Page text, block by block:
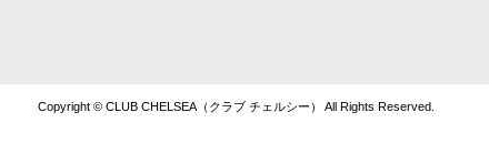
Copyright © CLUB CHELSEA（クラブ チェルシー） All Rights Reserved.